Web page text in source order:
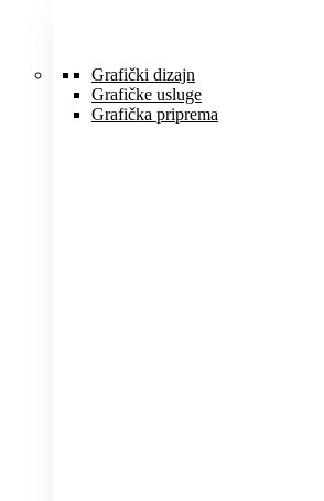
Grafički dizajn
Grafičke usluge
Grafička priprema